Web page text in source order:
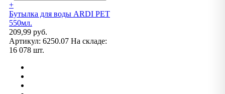
+
Бутылка для воды ARDI PET
550мл.
209,99 руб.
Артикул: 6250.07 На складе:
16 078 шт.